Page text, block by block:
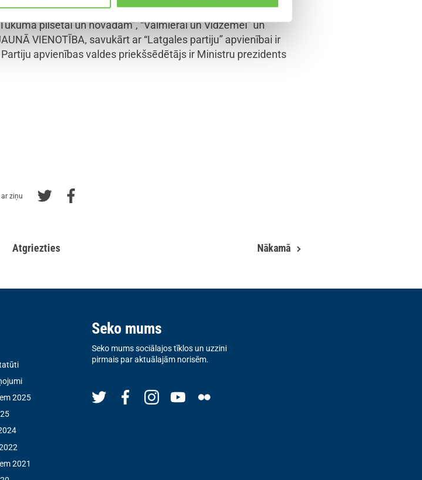
pilsētai un novadam”, “Valmierai un Vidzemei” un
VIENOTĪBA, savukārt ar “Latgales partiju” apvienībai ir
apvienības valdes priekšsēdētājs ir Ministru prezidents
ar ziņu
Atgriezties Nākamā
2025
2021
Seko mums
Seko mums sociālajos tīklos un uzzini
pirmais par aktuālajām norisēm.